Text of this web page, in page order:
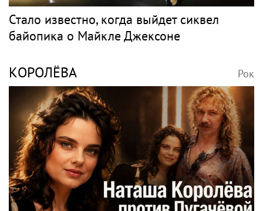
Стало известно, когда выйдет сиквел
байопика о Майкле Джексоне
КОРОЛЁВА Рок